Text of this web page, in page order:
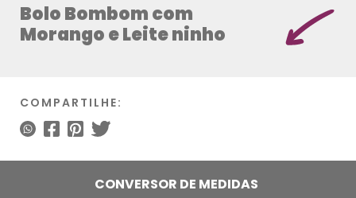
Bolo Bombom com
Morango e Leite ninho
COMPARTILHE:
CONVERSOR DE MEDIDAS